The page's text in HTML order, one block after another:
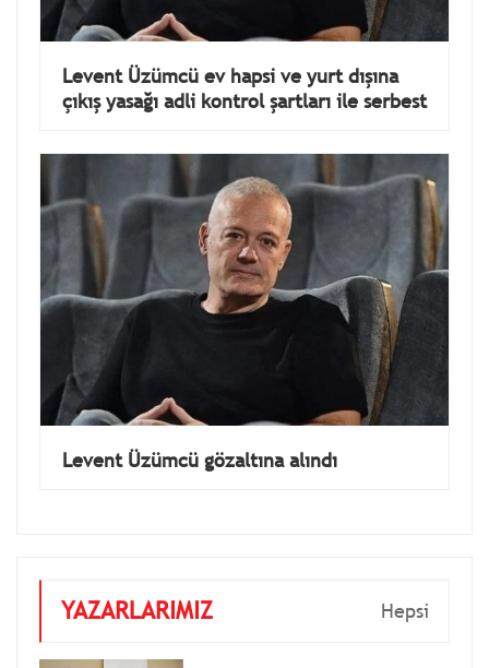
Levent Üzümcü ev hapsi ve yurt dışına
çıkış yasağı adli kontrol şartları ile serbest
Levent Üzümcü gözaltına alındı
YAZARLARIMIZ Hepsi